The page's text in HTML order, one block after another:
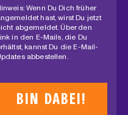
Wenn Du Dich früher
hast, wirst Du jetzt
abgemeldet. Über den
in den E-Mails, die Du
kannst Du die E-Mail-
abbestellen.